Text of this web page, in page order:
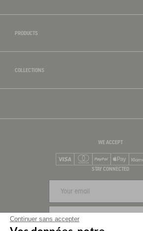
PRODUCTS
COLLECTIONS
WE ACCEPT
Mastercard
PayPalApple Pay
STAY CONNECTED
Continuer sans accepter